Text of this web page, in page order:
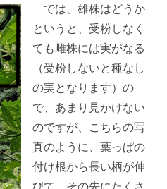
では、雄株はどうか
というと、受粉しなく
ても雌株には実がなる
（受粉しないと種なし
の実となります）の
で、あまり見かけない
のですが、こちらの写
真のように、葉っぱの
付け根から長い柄が伸
びて、その先にたくさ